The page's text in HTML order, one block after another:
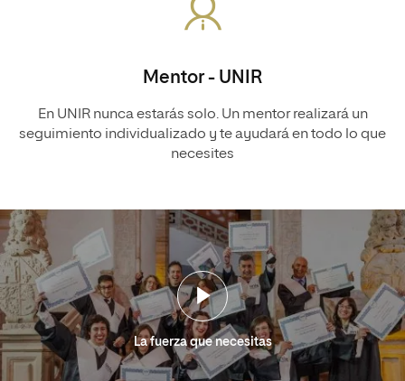
Mentor - UNIR
En UNIR nunca estarás solo. Un mentor realizará un
seguimiento individualizado y te ayudará en todo lo que
necesites
La fuerza que necesitas